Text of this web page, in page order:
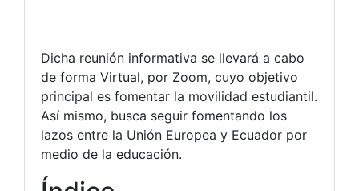
Dicha reunión informativa se llevará a cabo
de forma Virtual, por Zoom, cuyo objetivo
principal es fomentar la movilidad estudiantil.
Así mismo, busca seguir fomentando los
lazos entre la Unión Europea y Ecuador por
medio de la educación.